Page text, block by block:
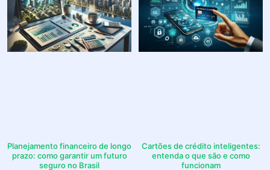
Planejamento financeiro de longo
prazo: como garantir um futuro
seguro no Brasil
Cartões de crédito inteligentes:
entenda o que são e como
funcionam